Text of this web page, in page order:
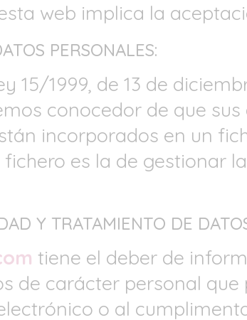
web implica la
PERSONALES:
15/1999, de 13 de
conocedor de que
incorporados en un
es la de gestionar
Y TRATAMIENTO DE
tiene el deber de
de carácter personal
o al